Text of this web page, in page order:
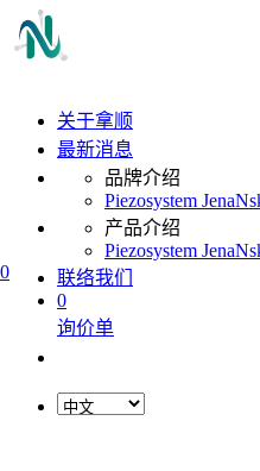
0
关于拿顺
最新消息
品牌介绍
Piezosystem Jena
产品介绍
Piezosystem Jena
联络我们
0
询价单